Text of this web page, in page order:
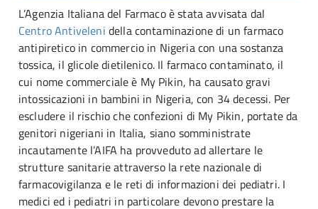
L’Agenzia Italiana del Farmaco è stata avvisata dal
Centro Antiveleni della contaminazione di un farmaco
antipiretico in commercio in Nigeria con una sostanza
tossica, il glicole dietilenico. Il farmaco contaminato, il
cui nome commerciale è My Pikin, ha causato gravi
intossicazioni in bambini in Nigeria, con 34 decessi. Per
escludere il rischio che confezioni di My Pikin, portate da
genitori nigeriani in Italia, siano somministrate
incautamente l’AIFA ha provveduto ad allertare le
strutture sanitarie attraverso la rete nazionale di
farmacovigilanza e le reti di informazioni dei pediatri. I
medici ed i pediatri in particolare devono prestare la